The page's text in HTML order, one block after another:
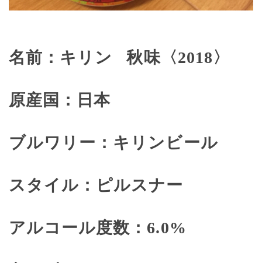
名前：キリン 秋味〈2018〉
原産国：日本
ブルワリー：キリンビール
スタイル：ピルスナー
アルコール度数： 6.0%